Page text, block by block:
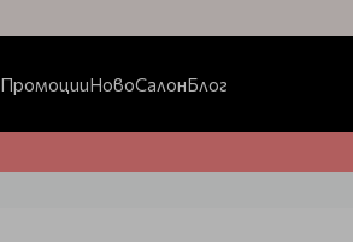
ПромоцииНовоСалонБлог